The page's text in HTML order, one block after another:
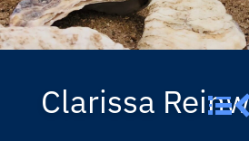
Clarissa